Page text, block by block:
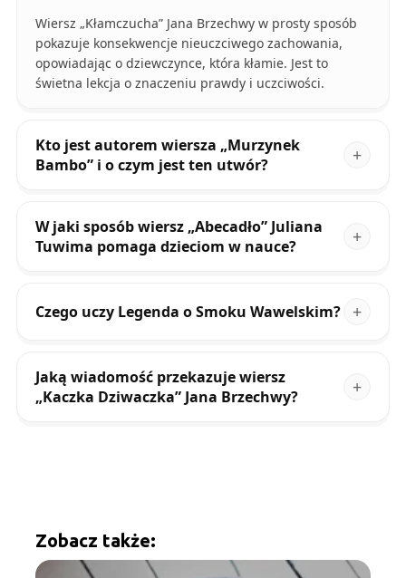
Wiersz „Kłamczucha” Jana Brzechwy w prosty sposób
pokazuje konsekwencje nieuczciwego zachowania,
opowiadając o dziewczynce, która kłamie. Jest to
świetna lekcja o znaczeniu prawdy i uczciwości.
Kto jest autorem wiersza „Murzynek
Bambo” i o czym jest ten utwór?
W jaki sposób wiersz „Abecadło” Juliana
Tuwima pomaga dzieciom w nauce?
Czego uczy Legenda o Smoku Wawelskim?
Jaką wiadomość przekazuje wiersz
„Kaczka Dziwaczka” Jana Brzechwy?
Zobacz także: